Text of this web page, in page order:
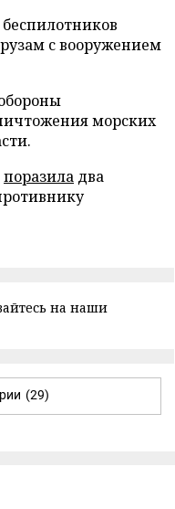
с вооружением
морских
поразила два
на наши
(29)